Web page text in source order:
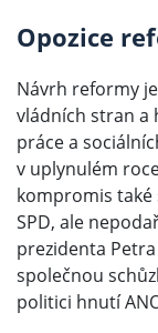
Opozice
Návrh reformy
vládních stran a
práce a
v uplynulém
kompromis také
SPD, ale
prezidenta
společnou
politici hnutí